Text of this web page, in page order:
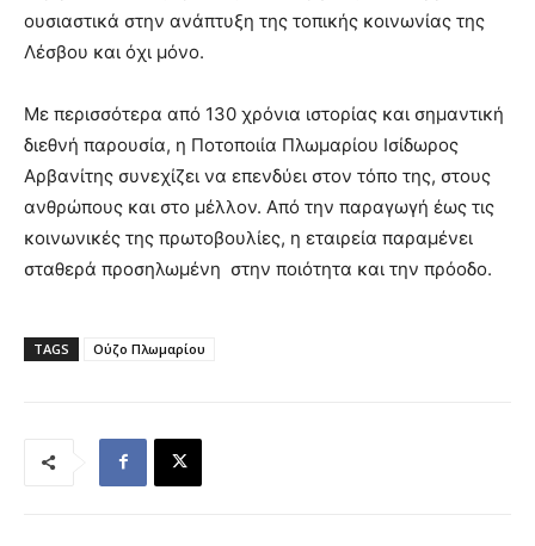
ουσιαστικά στην ανάπτυξη της τοπικής κοινωνίας της
Λέσβου και όχι μόνο.
Με περισσότερα από 130 χρόνια ιστορίας και σημαντική
διεθνή παρουσία, η Ποτοποιία Πλωμαρίου Ισίδωρος
Αρβανίτης συνεχίζει να επενδύει στον τόπο της, στους
ανθρώπους και στο μέλλον. Από την παραγωγή έως τις
κοινωνικές της πρωτοβουλίες, η εταιρεία παραμένει
σταθερά προσηλωμένη στην ποιότητα και την πρόοδο.
TAGS Ούζο Πλωμαρίου